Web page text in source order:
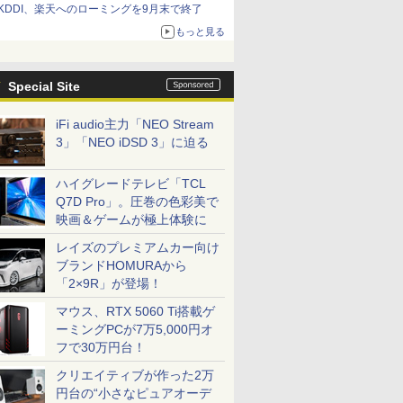
、楽天へのローミングを9月末で終了
もっと見る
Special Site
iFi audio主力「NEO Stream
3」「NEO iDSD 3」に迫る
ハイグレードテレビ「TCL
Q7D Pro」。圧巻の色彩美で
映画＆ゲームが極上体験に
レイズのプレミアムカー向け
ブランドHOMURAから
「2×9R」が登場！
マウス、RTX 5060 Ti搭載ゲ
ーミングPCが7万5,000円オ
フで30万円台！
クリエイティブが作った2万
円台の“小さなピュアオーデ